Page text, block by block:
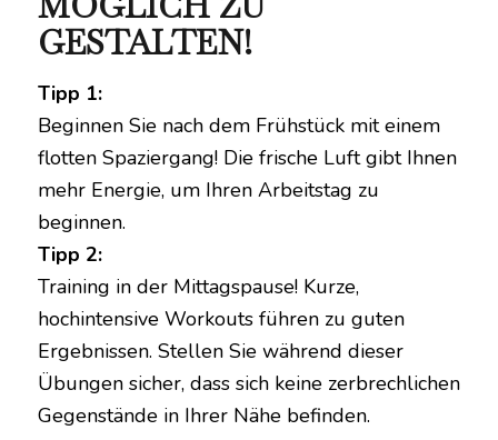
GESTALTEN!
Tipp 1:
Beginnen Sie nach dem Frühstück mit einem
flotten Spaziergang! Die frische Luft gibt Ihnen
mehr Energie, um Ihren Arbeitstag zu
beginnen.
Tipp 2:
Training in der Mittagspause! Kurze,
hochintensive Workouts führen zu guten
Ergebnissen. Stellen Sie während dieser
Übungen sicher, dass sich keine zerbrechlichen
Gegenstände in Ihrer Nähe befinden.